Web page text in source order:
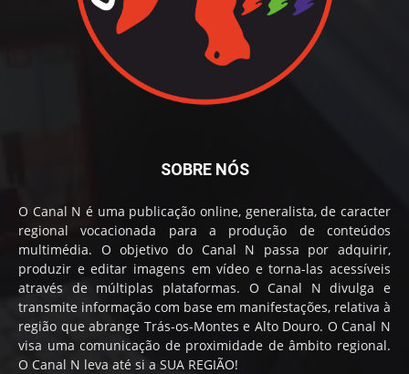
SOBRE NÓS
O Canal N é uma publicação online, generalista, de caracter
regional vocacionada para a produção de conteúdos
multimédia. O objetivo do Canal N passa por adquirir,
produzir e editar imagens em vídeo e torna-las acessíveis
através de múltiplas plataformas. O Canal N divulga e
transmite informação com base em manifestações, relativa à
região que abrange Trás-os-Montes e Alto Douro. O Canal N
visa uma comunicação de proximidade de âmbito regional.
O Canal N leva até si a SUA REGIÃO!